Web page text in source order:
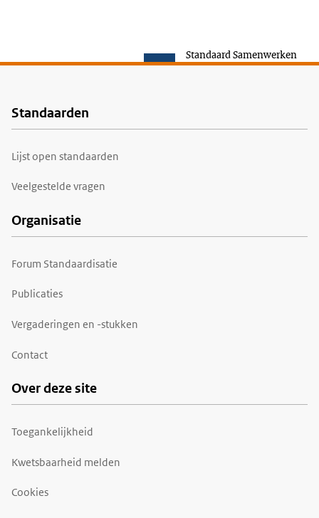
Standaard Samenwerken
Voet
Standaarden
Lijst open standaarden
Veelgestelde vragen
Organisatie
Forum Standaardisatie
Publicaties
Vergaderingen en -stukken
Contact
Over deze site
Toegankelijkheid
Kwetsbaarheid melden
Cookies